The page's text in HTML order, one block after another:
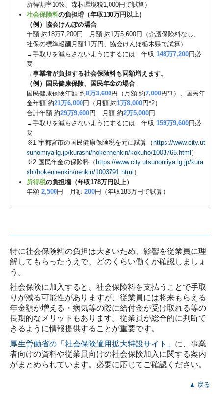
所得割率10%、森林環境税1,000円で試算）
社会保険料の負担増（年収130万円以上）
（例）協会けんぽの場合
年額 約18万7,200円 月額 約1万5,600円（介護保険料なし、
社保の標準報酬月額11万円、協会けんぽ栃木県で試算）
→手取りを減らさないようにするには 年収 148万7,200円必
要
→事業者が負担する社会保険料も同額増えます。
（例）国民健康保険、国民年金の場合
国民健康保険年額 約8万3,600円（月額 約7,000円*1）、国民年
金年額 約21万6,000円（月額 約1万8,000円*2）
合計年額 約29万9,600円 月額 約2万5,000円
→手取りを減らさないようにするには 年収 159万9,600円必
要
※1 宇都宮市の国民健康保険税を元に試算（ https://www.city.ut
sunomiya.lg.jp/kurashi/hokennenkin/kokuho/1003765.html ）
※2 国民年金の保険料（ https://www.city.utsunomiya.lg.jp/kura
shi/hokennenkin/nenkin/1003791.html ）
所得税の負担増（年収178万円以上）
年額 2,500円 月額 200円（年収183万円で試算）
特に社会保険料の負担は大きいため、影響を従業員に理
解してもらったうえで、どのくらい働くか確認しましょ
う。
社会保険に加入すると、社会保険料を支払うことで手取
りが減る可能性がありますが、従業員には将来もらえる
年金額が増える・病気等の際に給付金が受け取れる等の
長期的なメリットもあります。従業員が総合的に判断で
きるように情報提供することが重要です。
厚生労働省の「社会保険適用拡大特設サイト」 に、事業
者向けの資料や従業員向けの社会保険加入に関する案内
がまとめられています。必要に応じてご確認ください。
▲ 戻る